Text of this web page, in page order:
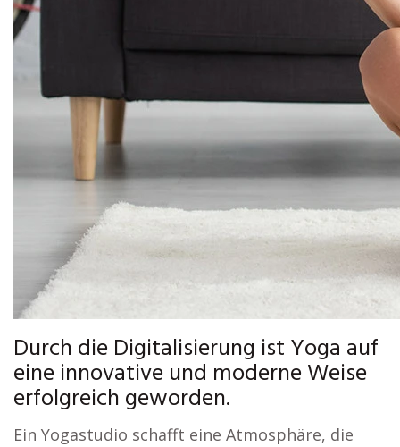
Durch die Digitalisierung ist Yoga auf
eine innovative und moderne Weise
erfolgreich geworden.
Ein Yogastudio schafft eine Atmosphäre, die